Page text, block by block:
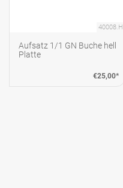
40008.H
Aufsatz 1/1 GN Buche hell
Platte
€25,00*